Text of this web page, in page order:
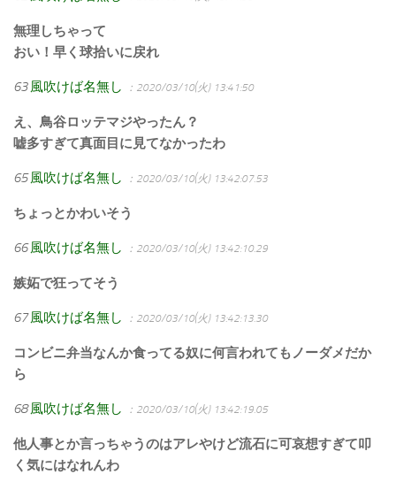
無理しちゃって
おい！早く球拾いに戻れ
63 風吹けば名無し ：2020/03/10(火) 13:41:50
え、鳥谷ロッテマジやったん？
嘘多すぎて真面目に見てなかったわ
65 風吹けば名無し ：2020/03/10(火) 13:42:07.53
ちょっとかわいそう
66 風吹けば名無し ：2020/03/10(火) 13:42:10.29
嫉妬で狂ってそう
67 風吹けば名無し ：2020/03/10(火) 13:42:13.30
コンビニ弁当なんか食ってる奴に何言われてもノーダメだか
ら
68 風吹けば名無し ：2020/03/10(火) 13:42:19.05
他人事とか言っちゃうのはアレやけど流石に可哀想すぎて叩
く気にはなれんわ